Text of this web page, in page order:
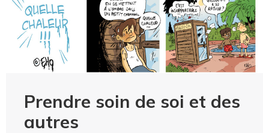
Prendre soin de soi et des
autres